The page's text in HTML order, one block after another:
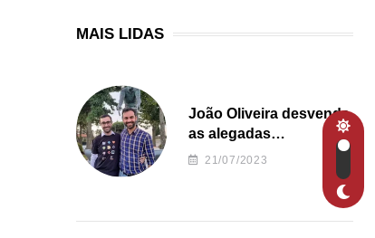
MAIS LIDAS
João Oliveira desvenda
as alegadas
irregularidades da
Junta de Freguesia S.
21/07/2023